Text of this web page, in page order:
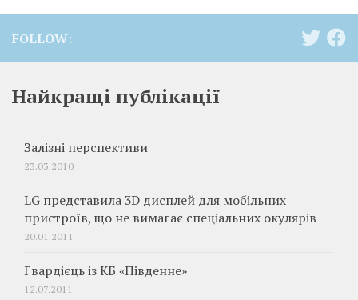
FOLLOW:
Найкращі публікації
Залізні перспективи
23.03.2010
LG представила 3D дисплей для мобільних
пристроїв, що не вимагає спеціальних окулярів
20.01.2011
Гвардієць із КБ «Південне»
12.07.2011